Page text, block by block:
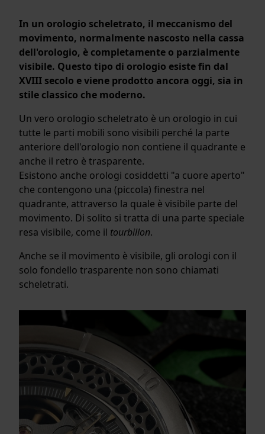
In un orologio scheletrato, il meccanismo del
movimento, normalmente nascosto nella cassa
dell'orologio, è completamente o parzialmente
visibile. Questo tipo di orologio esiste fin dal
XVIII secolo e viene prodotto ancora oggi, sia in
stile classico che moderno.
Un vero orologio scheletrato è un orologio in cui
tutte le parti mobili sono visibili perché la parte
anteriore dell'orologio non contiene il quadrante e
anche il retro è trasparente.
Esistono anche orologi cosiddetti "a cuore aperto"
che contengono una (piccola) finestra nel
quadrante, attraverso la quale è visibile parte del
movimento. Di solito si tratta di una parte speciale
resa visibile, come il tourbillon.
Anche se il movimento è visibile, gli orologi con il
solo fondello trasparente non sono chiamati
scheletrati.